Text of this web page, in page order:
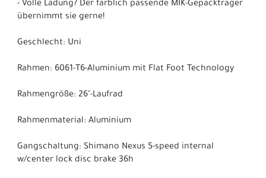
- Volle Ladung? Der farblich passende MIK-Gepäckträger
übernimmt sie gerne!
Geschlecht: Uni
Rahmen: 6061-T6-Aluminium mit Flat Foot Technology
Rahmengröße: 26"-Laufrad
Rahmenmaterial: Aluminium
Gangschaltung: Shimano Nexus 5-speed internal
w/center lock disc brake 36h